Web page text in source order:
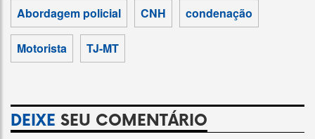
Abordagem policial CNH condenação
Motorista TJ-MT
DEIXE SEU COMENTÁRIO